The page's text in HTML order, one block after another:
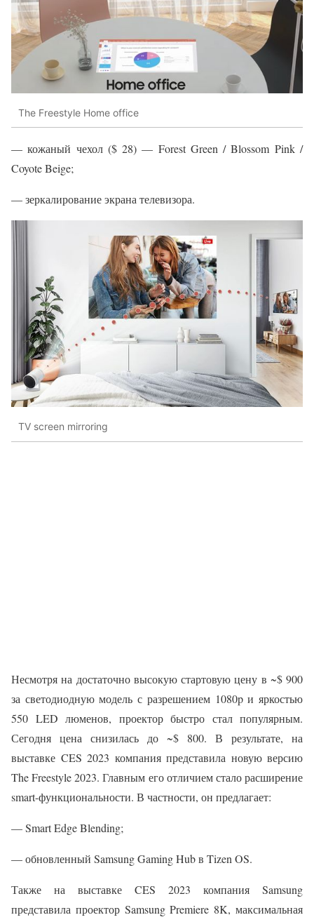
The Freestyle Home office
— кожаный чехол ($ 28) — Forest Green / Blossom Pink /
Coyote Beige;
— зеркалирование экрана телевизора.
TV screen mirroring
Несмотря на достаточно высокую стартовую цену в ~$ 900
за светодиодную модель с разрешением 1080p и яркостью
550 LED люменов, проектор быстро стал популярным.
Сегодня цена снизилась до ~$ 800. В результате, на
выставке CES 2023 компания представила новую версию
The Freestyle 2023. Главным его отличием стало расширение
smart-функциональности. В частности, он предлагает:
— Smart Edge Blending;
— обновленный Samsung Gaming Hub в Tizen OS.
Также на выставке CES 2023 компания Samsung
представила проектор Samsung Premiere 8K, максимальная